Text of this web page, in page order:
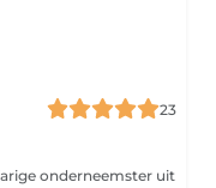
23
onderneemster uit